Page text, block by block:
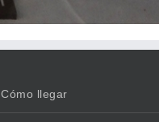
Cómo llegar